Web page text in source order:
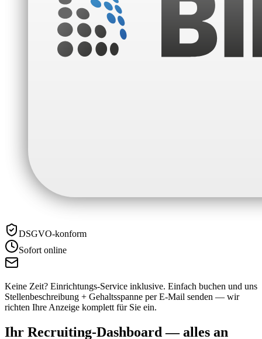
DSGVO-konform
Sofort online
Keine Zeit? Einrichtungs-Service inklusive. Einfach buchen und uns
Stellenbeschreibung + Gehaltsspanne per E-Mail senden — wir
richten Ihre Anzeige komplett für Sie ein.
Ihr Recruiting-Dashboard — alles an